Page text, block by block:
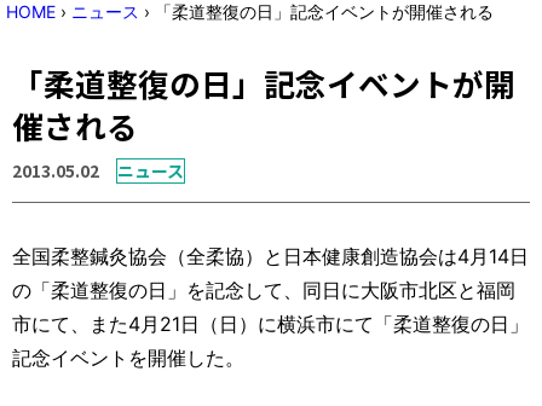
国家試験対策
学会・セミナー情報
運営元 お問い合わせ
HOME › ニュース › 「柔道整復の日」記念イベントが開催される
「柔道整復の日」記念イベントが開
催される
2013.05.02 ニュース
全国柔整鍼灸協会（全柔協）と日本健康創造協会は4月14日
の「柔道整復の日」を記念して、同日に大阪市北区と福岡
市にて、また4月21日（日）に横浜市にて「柔道整復の日」
記念イベントを開催した。